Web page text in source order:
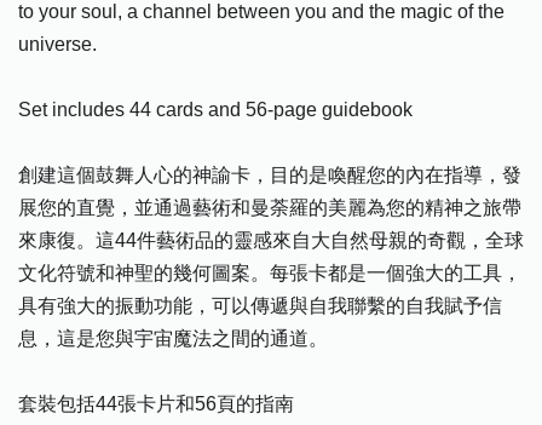
to your soul, a channel between you and the magic of the
universe.
Set includes 44 cards and 56-page guidebook
創建這個鼓舞人心的神諭卡，目的是喚醒您的內在指導，發
展您的直覺，並通過藝術和曼荼羅的美麗為您的精神之旅帶
來康復。這44件藝術品的靈感來自大自然母親的奇觀，全球
文化符號和神聖的幾何圖案。每張卡都是一個強大的工具，
具有強大的振動功能，可以傳遞與自我聯繫的自我賦予信
息，這是您與宇宙魔法之間的通道。
套裝包括44張卡片和56頁的指南